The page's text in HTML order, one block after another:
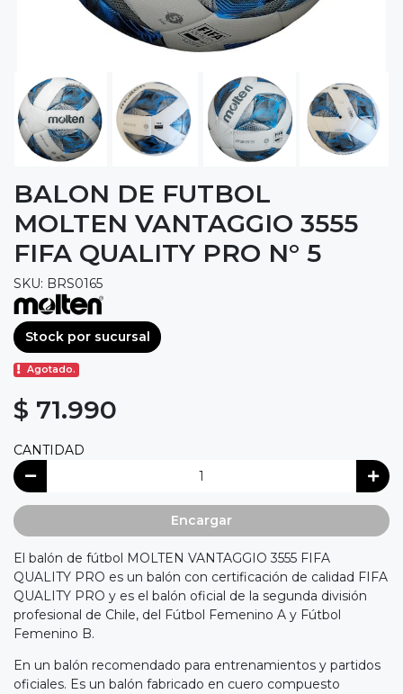
BALON DE FUTBOL
MOLTEN VANTAGGIO 3555
FIFA QUALITY PRO N° 5
SKU: BRS0165
Stock por sucursal
Agotado.
$ 71.990
CANTIDAD
Encargar
El balón de fútbol MOLTEN VANTAGGIO 3555 FIFA
QUALITY PRO es un balón con certificación de calidad FIFA
QUALITY PRO y es el balón oficial de la segunda división
profesional de Chile, del Fútbol Femenino A y Fútbol
Femenino B.
En un balón recomendado para entrenamientos y partidos
oficiales. Es un balón fabricado en cuero compuesto